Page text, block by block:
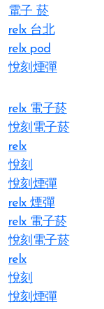
電子 菸
relx 台北
relx pod
悅刻煙彈
relx 電子菸
悅刻電子菸
relx
悅刻
悅刻煙彈
relx 煙彈
relx 電子菸
悅刻電子菸
relx
悅刻
悅刻煙彈